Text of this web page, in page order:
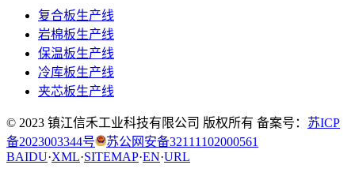
复合板生产线
岩棉板生产线
保温板生产线
冷库板生产线
夹芯板生产线
© 2023 镇江信禾工业科技有限公司 版权所有 备案号： 苏ICP
备2023003344号
苏公网安备32111102000561
BAIDU·XML·SITEMAP·EN·URL